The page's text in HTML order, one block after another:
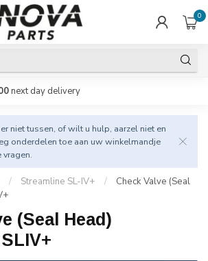
0
next day delivery
niet tussen, of wilt u hulp, aarzel niet en
onderdelen toe aan uw winkelmandje
vragen.
/ Streamline SL-IV+ /
Check Valve (Seal
(Seal Head)